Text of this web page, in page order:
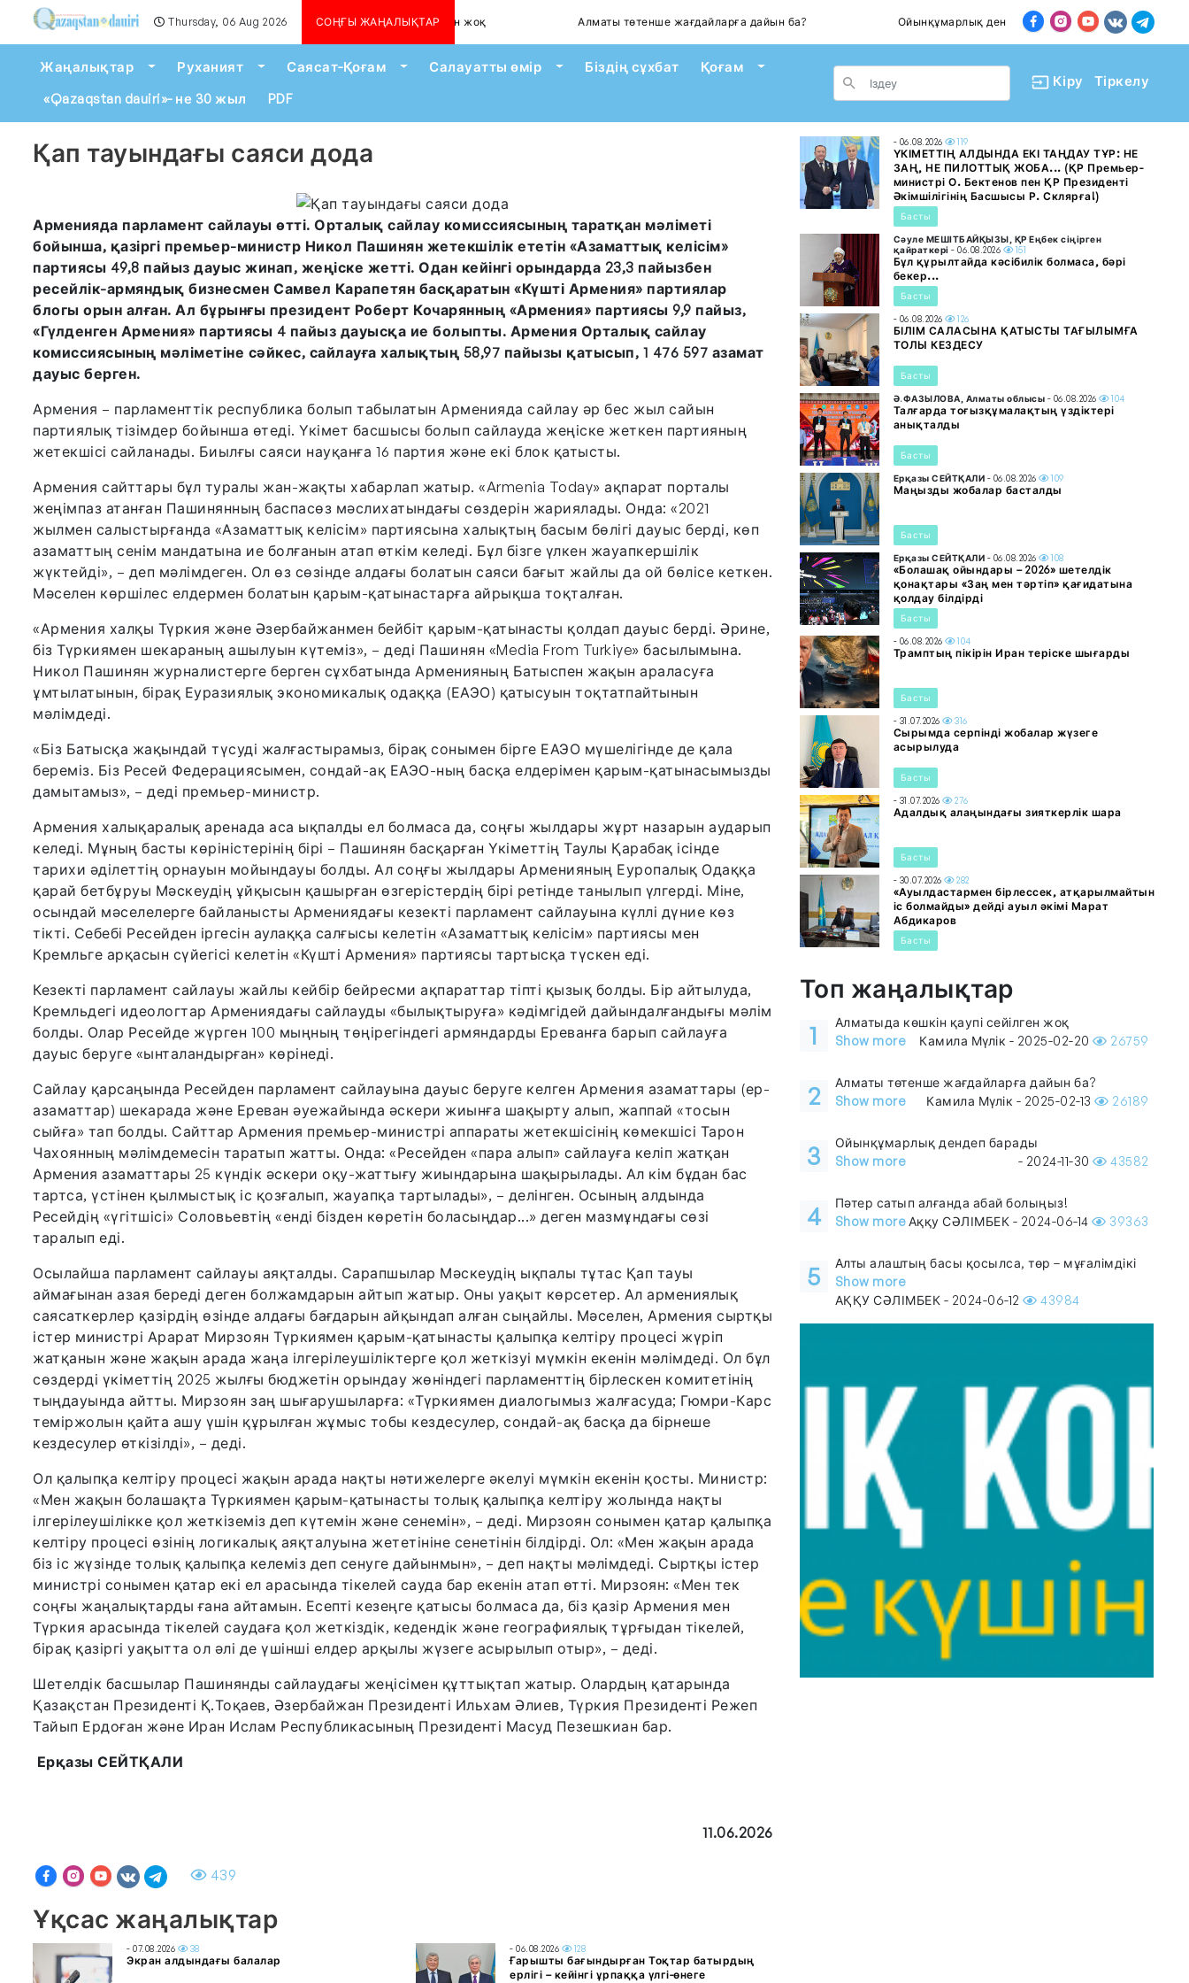
Thursday, 06 Aug 2026 СОҢҒЫ ЖАҢАЛЫҚТАР
Алматыда көшкін қаупі сейілген жоқ Алматы төтенше жағдайларға дайын ба? Ойынқұмарлық дендеп барады Пәтер
Жаңалықтар Toggle Dropdown
Руханият Toggle Dropdown
Саясат-Қоғам Toggle Dropdown
Салауатты өмір Toggle Dropdown
Біздің сұхбат Қоғам
Toggle Dropdown
«Qazaqstan dauiri»- не 30 жыл
PDF
Кіру Тіркелу
Қап тауындағы саяси дода
Арменияда парламент сайлауы өтті. Орталық сайлау комиссиясының таратқан мәліметі
бойынша, қазіргі премьер-министр Никол Пашинян жетекшілік ететін «Азаматтық келісім»
партиясы 49,8 пайыз дауыс жинап, жеңіске жетті. Одан кейінгі орындарда 23,3 пайызбен
ресейлік-армяндық бизнесмен Самвел Карапетян басқаратын «Күшті Армения» партиялар
блогы орын алған. Ал бұрынғы президент Роберт Кочарянның «Армения» партиясы 9,9 пайыз,
«Гүлденген Армения» партиясы 4 пайыз дауысқа ие болыпты. Армения Орталық сайлау
комиссиясының мәліметіне сәйкес, сайлауға халықтың 58,97 пайызы қатысып, 1 476 597 азамат
дауыс берген.
Армения – парламенттік республика болып табылатын Арменияда сайлау әр бес жыл сайын
партиялық тізімдер бойынша өтеді. Үкімет басшысы болып сайлауда жеңіске жеткен партияның
жетекшісі сайланады. Биылғы саяси науқанға 16 партия және екі блок қатысты.
Армения сайттары бұл туралы жан-жақты хабарлап жатыр. «Armenia Today» ақпарат порталы
жеңімпаз атанған Пашинянның баспасөз мәслихатындағы сөздерін жариялады. Онда: «2021
жылмен салыстырғанда «Азаматтық келісім» партиясына халықтың басым бөлігі дауыс берді, көп
азаматтың сенім мандатына ие болғанын атап өткім келеді. Бұл бізге үлкен жауапкершілік
жүктейді», – деп мәлімдеген. Ол өз сөзінде алдағы болатын саяси бағыт жайлы да ой бөлісе кеткен.
Мәселен көршілес елдермен болатын қарым-қатынастарға айрықша тоқталған.
«Армения халқы Түркия және Әзербайжанмен бейбіт қарым-қатынасты қолдап дауыс берді. Әрине,
біз Түркиямен шекараның ашылуын күтеміз», – деді Пашинян «Media From Turkiye» басылымына.
Никол Пашинян журналистерге берген сұхбатында Арменияның Батыспен жақын араласуға
ұмтылатынын, бірақ Еуразиялық экономикалық одаққа (ЕАЭО) қатысуын тоқтатпайтынын
мәлімдеді.
«Біз Батысқа жақындай түсуді жалғастырамыз, бірақ сонымен бірге ЕАЭО мүшелігінде де қала
береміз. Біз Ресей Федерациясымен, сондай-ақ ЕАЭО-ның басқа елдерімен қарым-қатынасымызды
дамытамыз», – деді премьер-министр.
Армения халықаралық аренада аса ықпалды ел болмаса да, соңғы жылдары жұрт назарын аударып
келеді. Мұның басты көріністерінің бірі – Пашинян басқарған Үкіметтің Таулы Қарабақ ісінде
тарихи әділеттің орнауын мойындауы болды. Ал соңғы жылдары Арменияның Еуропалық Одаққа
қарай бетбұруы Мәскеудің ұйқысын қашырған өзгерістердің бірі ретінде танылып үлгерді. Міне,
осындай мәселелерге байланысты Армениядағы кезекті парламент сайлауына күллі дүние көз
тікті. Себебі Ресейден іргесін аулаққа салғысы келетін «Азаматтық келісім» партиясы мен
Кремльге арқасын сүйегісі келетін «Күшті Армения» партиясы тартысқа түскен еді.
Кезекті парламент сайлауы жайлы кейбір бейресми ақпараттар тіпті қызық болды. Бір айтылуда,
Кремльдегі идеологтар Армениядағы сайлауды «былықтыруға» кәдімгідей дайындалғандығы мәлім
болды. Олар Ресейде жүрген 100 мыңның төңірегіндегі армяндарды Ереванға барып сайлауға
дауыс беруге «ынталандырған» көрінеді.
Сайлау қарсаңында Ресейден парламент сайлауына дауыс беруге келген Армения азаматтары (ер-
азаматтар) шекарада және Ереван әуежайында әскери жиынға шақырту алып, жаппай «тосын
сыйға» тап болды. Сайттар Армения премьер-министрі аппараты жетекшісінің көмекшісі Тарон
Чахоянның мәлімдемесін таратып жатты. Онда: «Ресейден «пара алып» сайлауға келіп жатқан
Армения азаматтары 25 күндік әскери оқу-жаттығу жиындарына шақырылады. Ал кім бұдан бас
тартса, үстінен қылмыстық іс қозғалып, жауапқа тартылады», – делінген. Осының алдында
Ресейдің «үгітшісі» Соловьевтің «енді бізден көретін боласыңдар...» деген мазмұндағы сөзі
таралып еді.
Осылайша парламент сайлауы аяқталды. Сарапшылар Мәскеудің ықпалы тұтас Қап тауы
аймағынан азая береді деген болжамдарын айтып жатыр. Оны уақыт көрсетер. Ал армениялық
саясаткерлер қазірдің өзінде алдағы бағдарын айқындап алған сыңайлы. Мәселен, Армения сыртқы
істер министрі Арарат Мирзоян Түркиямен қарым-қатынасты қалыпқа келтіру процесі жүріп
жатқанын және жақын арада жаңа ілгерілеушіліктерге қол жеткізуі мүмкін екенін мәлімдеді. Ол бұл
сөздерді үкіметтің 2025 жылғы бюджетін орындау жөніндегі парламенттің бірлескен комитетінің
тыңдауында айтты. Мирзоян заң шығарушыларға: «Түркиямен диалогымыз жалғасуда; Гюмри-Карс
теміржолын қайта ашу үшін құрылған жұмыс тобы кездесулер, сондай-ақ басқа да бірнеше
кездесулер өткізілді», – деді.
Ол қалыпқа келтіру процесі жақын арада нақты нәтижелерге әкелуі мүмкін екенін қосты. Министр:
«Мен жақын болашақта Түркиямен қарым-қатынасты толық қалыпқа келтіру жолында нақты
ілгерілеушілікке қол жеткіземіз деп күтемін және сенемін», – деді. Мирзоян сонымен қатар қалыпқа
келтіру процесі өзінің логикалық аяқталуына жететініне сенетінін білдірді. Ол: «Мен жақын арада
біз іс жүзінде толық қалыпқа келеміз деп сенуге дайынмын», – деп нақты мәлімдеді. Сыртқы істер
министрі сонымен қатар екі ел арасында тікелей сауда бар екенін атап өтті. Мирзоян: «Мен тек
соңғы жаңалықтарды ғана айтамын. Есепті кезеңге қатысы болмаса да, біз қазір Армения мен
Түркия арасында тікелей саудаға қол жеткіздік, кедендік және географиялық тұрғыдан тікелей,
бірақ қазіргі уақытта ол әлі де үшінші елдер арқылы жүзеге асырылып отыр», – деді.
Шетелдік басшылар Пашинянды сайлаудағы жеңісімен құттықтап жатыр. Олардың қатарында
Қазақстан Президенті Қ.Тоқаев, Әзербайжан Президенті Ильхам Әлиев, Түркия Президенті Режеп
Тайып Ердоған және Иран Ислам Республикасының Президенті Масуд Пезешкиан бар.
Ерқазы СЕЙТҚАЛИ
11.06.2026
439
Ұқсас жаңалықтар
- 07.08.2026 38
Экран алдындағы балалар
- 06.08.2026 128
Ғарышты бағындырған Тоқтар батырдың
ерлігі – кейінгі ұрпаққа үлгі-өнеге
- 06.08.2026 119
ҮКІМЕТТІҢ АЛДЫНДА ЕКІ ТАҢДАУ ТҰР: НЕ
ЗАҢ, НЕ ПИЛОТТЫҚ ЖОБА... (ҚР Премьер-
министрі О. Бектенов пен ҚР Президенті
Әкімшілігінің Басшысы Р. Склярға!)
Басты
Сәуле МЕШІТБАЙҚЫЗЫ, ҚР Еңбек сіңірген
қайраткері - 06.08.2026 151
Бұл құрылтайда кәсібилік болмаса, бәрі
бекер...
Басты
- 06.08.2026 126
БІЛІМ САЛАСЫНА ҚАТЫСТЫ ТАҒЫЛЫМҒА
ТОЛЫ КЕЗДЕСУ
Басты
Ә.ФАЗЫЛОВА, Алматы облысы - 06.08.2026 104
Талғарда тоғызқұмалақтың үздіктері
анықталды
Басты
Ерқазы СЕЙТҚАЛИ - 06.08.2026 109
Маңызды жобалар басталды
Басты
Ерқазы СЕЙТҚАЛИ - 06.08.2026 108
«Болашақ ойындары – 2026» шетелдік
қонақтары «Заң мен тәртіп» қағидатына
қолдау білдірді
Басты
- 06.08.2026 104
Трамптың пікірін Иран теріске шығарды
Басты
- 31.07.2026 316
Сырымда серпінді жобалар жүзеге
асырылуда
Басты
- 31.07.2026 276
Адалдық алаңындағы зияткерлік шара
Басты
- 30.07.2026 282
«Ауылдастармен бірлессек, атқарылмайтын
іс болмайды» дейді ауыл әкімі Марат
Абдикаров
Басты
Топ жаңалықтар
1
Алматыда көшкін қаупі сейілген жоқ
Show more
Камила Мүлік - 2025-02-20 26759
2
Алматы төтенше жағдайларға дайын ба?
Show more
Камила Мүлік - 2025-02-13 26189
3
Ойынқұмарлық дендеп барады
Show more
- 2024-11-30 43582
4
Пәтер сатып алғанда абай болыңыз!
Show moreАққу СӘЛІМБЕК - 2024-06-14 39363
5
Алты алаштың басы қосылса, төр – мұғалімдікі
Show more
АҚҚУ СӘЛІМБЕК - 2024-06-12
43984